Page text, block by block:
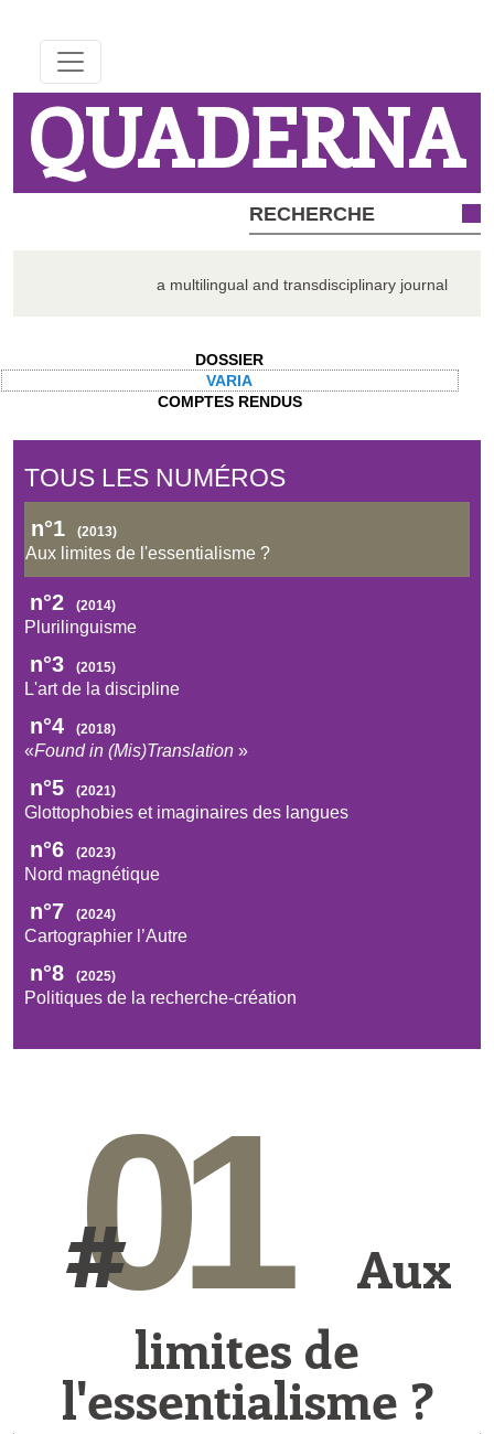
QUADERNA
a multilingual and transdisciplinary journal
DOSSIER
VARIA
COMPTES RENDUS
TOUS LES NUMÉROS
n°1 (2013)
Aux limites de l'essentialisme ?
n°2 (2014)
Plurilinguisme
n°3 (2015)
L'art de la discipline
n°4 (2018)
«Found in (Mis)Translation »
n°5 (2021)
Glottophobies et imaginaires des langues
n°6 (2023)
Nord magnétique
n°7 (2024)
Cartographier l’Autre
n°8 (2025)
Politiques de la recherche-création
#
01
Aux
limites de
l'essentialisme ?